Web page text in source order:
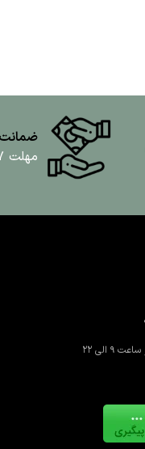
مهلت ۷ روزه جهت تعویض